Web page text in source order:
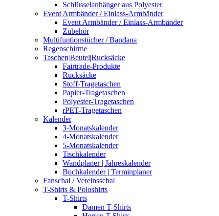
Schlüsselanhänger aus Polyester
Event Armbänder / Einlass-Armbänder
Event Armbänder / Einlass-Armbänder
Zubehör
Multifuntionstücher / Bandana
Regenschirme
Taschen|Beutel|Rucksäcke
Fairtrade-Produkte
Rucksäcke
Stoff-Tragetaschen
Papier-Tragetaschen
Polyester-Tragetaschen
rPET-Tragetaschen
Kalender
3-Monatskalender
4-Monatskalender
5-Monatskalender
Tischkalender
Wandplaner | Jahreskalender
Buchkalender | Terminplaner
Fanschal / Vereinsschal
T-Shirts & Poloshirts
T-Shirts
Damen T-Shirts